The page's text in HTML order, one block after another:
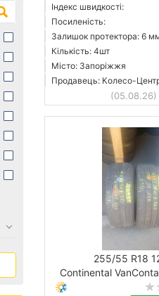
Індекс швидкості:
Посиленість:
Залишок протектора: 6
Кількість: 4шт
Місто: Запоріжжя
Продавець: Колесо-
(05.08.26)
255/55 R18
Continental